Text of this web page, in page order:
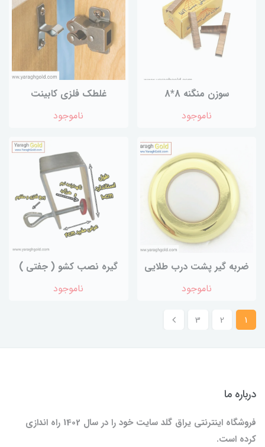
سوزن منگنه 8*8
ناموجود
غلطک فلزی کابینت
ناموجود
ضربه گیر پشت درب طلایی
ناموجود
گیره نصب کشو ( جفتی )
ناموجود
1
2
3
درباره ما
فروشگاه اینترنتی یراق گلد سایت خود را در سال 1402 راه اندازی
کرده است.